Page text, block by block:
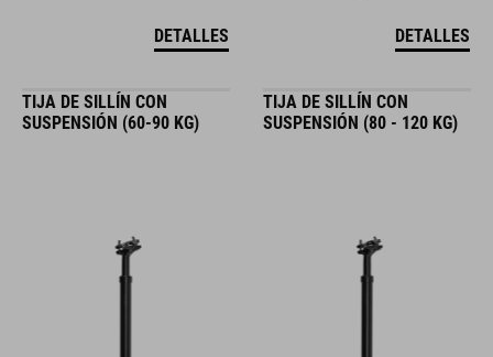
DETALLES DETALLES
TIJA DE SILLÍN CON
SUSPENSIÓN (60-90 KG)
TIJA DE SILLÍN CON
SUSPENSIÓN (80 - 120 KG)